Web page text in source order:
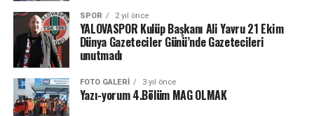
SPOR 2 yıl önce
YALOVASPOR Kulüp Başkanı Ali Yavru 21 Ekim
Dünya Gazeteciler Günü’nde Gazetecileri
unutmadı
FOTO GALERI 3 yıl önce
Yazı-yorum 4.Bölüm MAG OLMAK